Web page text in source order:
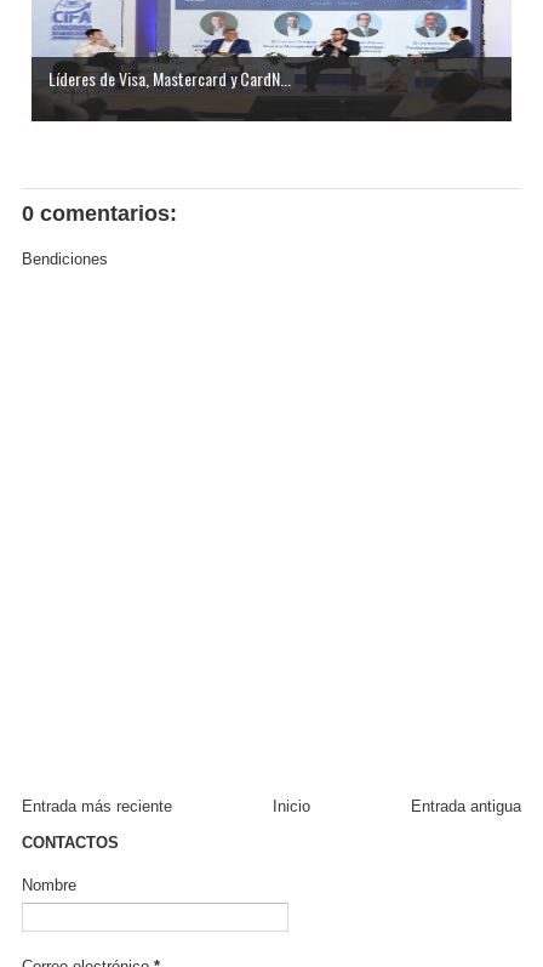
Líderes de Visa, Mastercard y CardN...
0 comentarios:
Bendiciones
Entrada más reciente Entrada antigua
Inicio
CONTACTOS
Nombre